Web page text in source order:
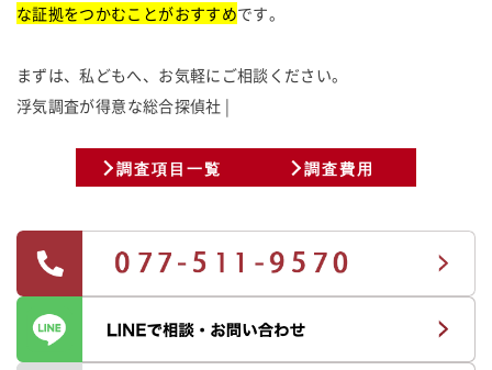
な証拠をつかむことがおすすめです。
まずは、私どもへ、お気軽にご相談ください。
浮気調査が得意な総合探偵社
調査項目一覧 調査費用